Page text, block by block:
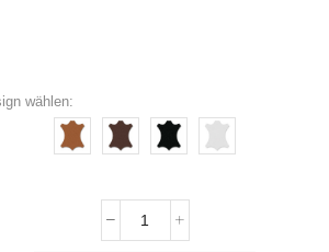
wählen: